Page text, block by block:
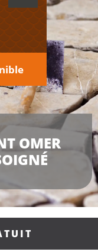
OMER